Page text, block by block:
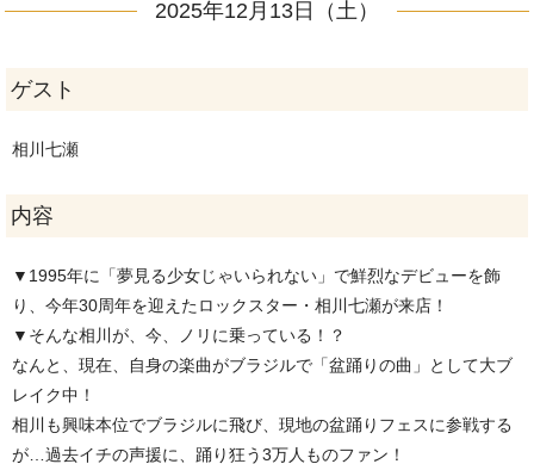
2025年12月13日（土）
ゲスト
相川七瀬
内容
▼1995年に「夢見る少女じゃいられない」で鮮烈なデビューを飾
り、今年30周年を迎えたロックスター・相川七瀬が来店！
▼そんな相川が、今、ノリに乗っている！？
なんと、現在、自身の楽曲がブラジルで「盆踊りの曲」として大ブ
レイク中！
相川も興味本位でブラジルに飛び、現地の盆踊りフェスに参戦する
が…過去イチの声援に、踊り狂う3万人ものファン！